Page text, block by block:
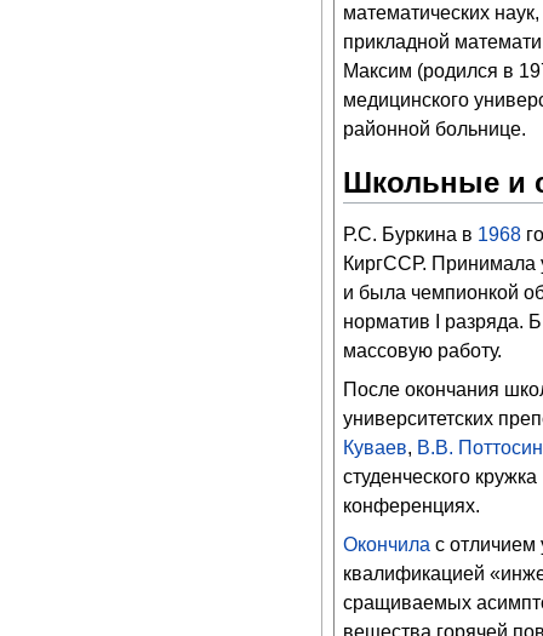
математических
прикладной
Максим (родился в
медицинского
районной больнице.
Школьные и
Р.С. Буркина в 1968
КиргССР. Принимала
и была чемпионкой
норматив I разряда.
массовую работу.
После окончания
университетских
Куваев, В.В. Поттосин
студенческого
конференциях.
Окончила с отличием
квалификацией
сращиваемых